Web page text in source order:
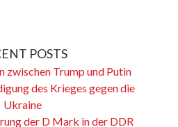
POSTS
zwischen Trump und Putin
des Krieges gegen die
Ukraine
der D Mark in der DDR